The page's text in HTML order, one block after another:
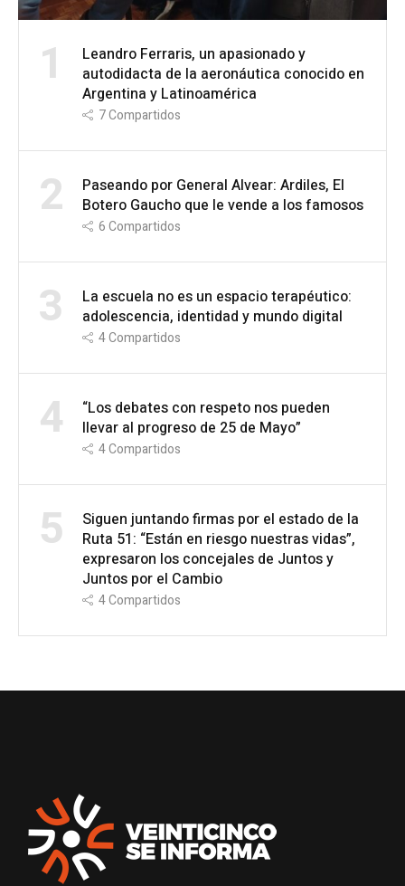
1
Leandro Ferraris, un apasionado y
autodidacta de la aeronáutica conocido en
Argentina y Latinoamérica
7Compartidos
2
Paseando por General Alvear: Ardiles, El
Botero Gaucho que le vende a los famosos
6Compartidos
3
La escuela no es un espacio terapéutico:
adolescencia, identidad y mundo digital
4Compartidos
4
“Los debates con respeto nos pueden
llevar al progreso de 25 de Mayo”
4Compartidos
5
Siguen juntando firmas por el estado de la
Ruta 51: “Están en riesgo nuestras vidas”,
expresaron los concejales de Juntos y
Juntos por el Cambio
4Compartidos